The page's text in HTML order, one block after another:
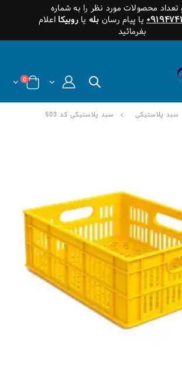
تعداد محصولات مورد نظر را به شماره
یا پیام رسان بله یاروبیکا اعلام
بفرمائید
0
سبد پلاستیکی سبد پلاستیکی کد 503